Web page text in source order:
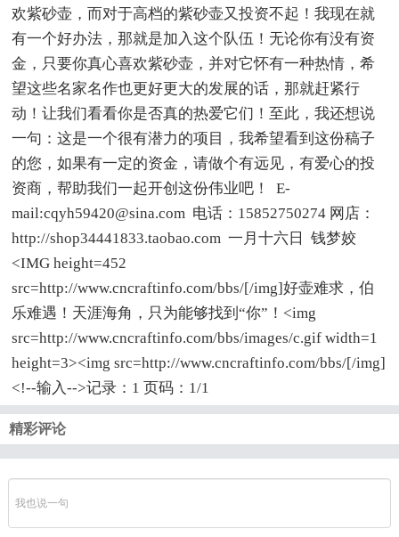
欢紫砂壶，而对于高档的紫砂壶又投资不起！我现在就
有一个好办法，那就是加入这个队伍！无论你有没有资
金，只要你真心喜欢紫砂壶，并对它怀有一种热情，希
望这些名家名作也更好更大的发展的话，那就赶紧行
动！让我们看看你是否真的热爱它们！至此，我还想说
一句：这是一个很有潜力的项目，我希望看到这份稿子
的您，如果有一定的资金，请做个有远见，有爱心的投
资商，帮助我们一起开创这份伟业吧！ E-
mail:cqyh59420@sina.com 电话：15852750274 网店：
http://shop34441833.taobao.com 一月十六日 钱梦姣
<IMG height=452
src=http://www.cncraftinfo.com/bbs/[/img]好壶难求，伯
乐难遇！天涯海角，只为能够找到“你”！<img
src=http://www.cncraftinfo.com/bbs/images/c.gif width=1
height=3><img src=http://www.cncraftinfo.com/bbs/[/img]
<!--输入-->记录：1 页码：1/1
精彩评论